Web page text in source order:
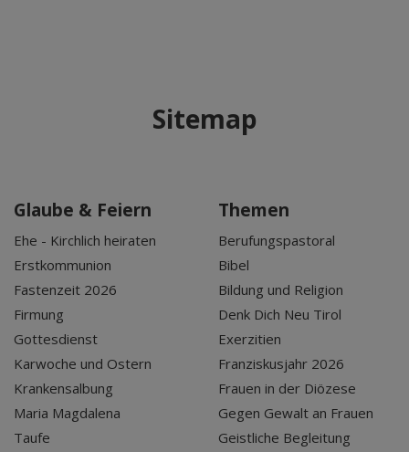
Sitemap
Glaube & Feiern
Ehe - Kirchlich heiraten
Erstkommunion
Fastenzeit 2026
Firmung
Gottesdienst
Karwoche und Ostern
Krankensalbung
Maria Magdalena
Taufe
Themen
Berufungspastoral
Bibel
Bildung und Religion
Denk Dich Neu Tirol
Exerzitien
Franziskusjahr 2026
Frauen in der Diözese
Gegen Gewalt an Frauen
Geistliche Begleitung